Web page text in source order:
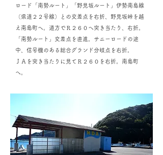
ロード「南勢ルート」「野見坂ルート」伊勢南島線
（県道２２号線）との交差点を右折、野見坂峠を越
え南島町へ。道方でＲ２６０へ突き当たり、右折。
「南勢ルート」交差点を直進。サニーロードの途
中、信号機のある総合グランド分岐点を右折。
ＪＡを突き当たりに見てＲ２６０を右折。南島町
へ。